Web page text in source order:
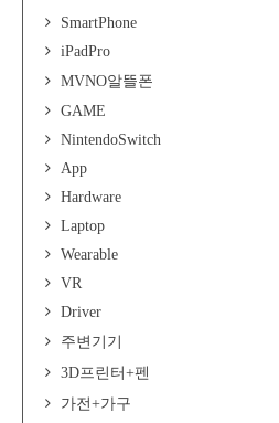
SmartPhone
iPadPro
MVNO알뜰폰
GAME
NintendoSwitch
App
Hardware
Laptop
Wearable
VR
Driver
주변기기
3D프린터+펜
가전+가구